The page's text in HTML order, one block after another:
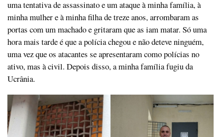
uma tentativa de assassinato e um ataque à minha família, à
minha mulher e à minha filha de treze anos, arrombaram as
portas com um machado e gritaram que as iam matar. Só uma
hora mais tarde é que a polícia chegou e não deteve ninguém,
uma vez que os atacantes se apresentaram como polícias no
ativo, mas à civil. Depois disso, a minha família fugiu da
Ucrânia.